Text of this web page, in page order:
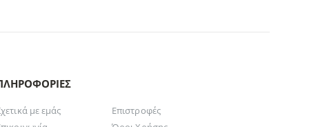
με εμάς
Επιστροφές